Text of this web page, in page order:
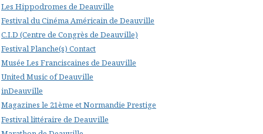
Les Hippodromes de Deauville
Festival du Cinéma Américain de Deauville
C.I.D (Centre de Congrès de Deauville)
Festival Planche(s) Contact
Musée Les Franciscaines de Deauville
United Music of Deauville
inDeauville
Magazines le 21ème et Normandie Prestige
Festival littéraire de Deauville